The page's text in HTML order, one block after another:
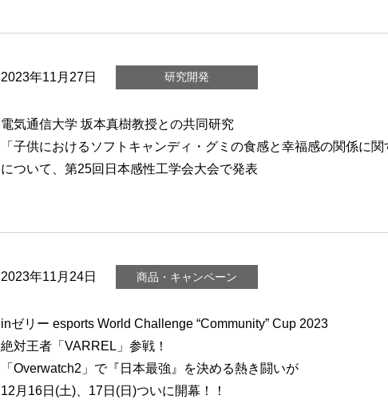
2023年11月27日 研究開発
電気通信大学 坂本真樹教授との共同研究
「子供におけるソフトキャンディ・グミの食感と幸福感の関係に関
について、第25回日本感性工学会大会で発表
2023年11月24日 商品・キャンペーン
inゼリー esports World Challenge “Community” Cup 2023
絶対王者「VARREL」参戦！
「Overwatch2」で『日本最強』を決める熱き闘いが
12月16日(土)、17日(日)ついに開幕！！